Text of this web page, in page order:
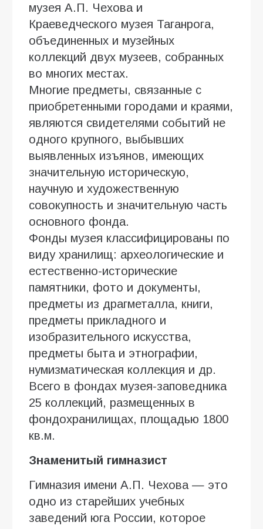
музея А.П. Чехова и
Краеведческого музея Таганрога,
объединенных и музейных
коллекций двух музеев, собранных
во многих местах.
Многие предметы, связанные с
приобретенными городами и краями,
являются свидетелями событий не
одного крупного, выбывших
выявленных изъянов, имеющих
значительную историческую,
научную и художественную
совокупность и значительную часть
основного фонда.
Фонды музея классифицированы по
виду хранилищ: археологические и
естественно-исторические
памятники, фото и документы,
предметы из драгметалла, книги,
предметы прикладного и
изобразительного искусства,
предметы быта и этнографии,
нумизматическая коллекция и др.
Всего в фондах музея-заповедника
25 коллекций, размещенных в
фондохранилищах, площадью 1800
кв.м.
Знаменитый гимназист
Гимназия имени А.П. Чехова — это
одно из старейших учебных
заведений юга России, которое